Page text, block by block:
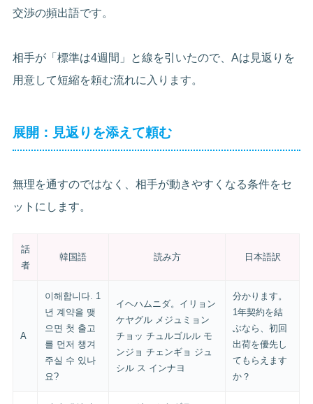
交渉の頻出語です。
相手が「標準は4週間」と線を引いたので、Aは見返りを
用意して短縮を頼む流れに入ります。
展開：見返りを添えて頼む
無理を通すのではなく、相手が動きやすくなる条件をセ
ットにします。
話
者
韓国語 読み方 日本語訳
A
이해합니다. 1
년 계약을 맺
으면 첫 출고
를 먼저 챙겨
주실 수 있나
요?
イヘハムニダ。イリョン
ケヤグル メジュミョン
チョッ チュルゴルル モ
ンジョ チェンギョ ジュ
シル ス インナヨ
分かります。
1年契約を結
ぶなら、初回
出荷を優先し
てもらえます
か？